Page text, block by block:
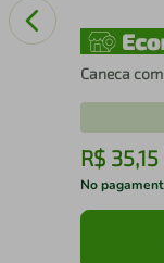
Caneca
R$ 35,15
No